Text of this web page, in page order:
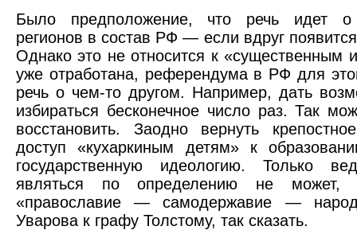
Было предположение, что речь идет
регионов в состав РФ — если вдруг
Однако это не относится к «существенным
уже отработана, референдума в РФ для
речь о чем-то другом. Например, дать
избираться бесконечное число раз. Так
восстановить. Заодно вернуть
доступ «кухаркиным детям» к
государственную идеологию. Только
являться по определению не может,
«православие — самодержавие —
Уварова к графу Толстому, так сказать.